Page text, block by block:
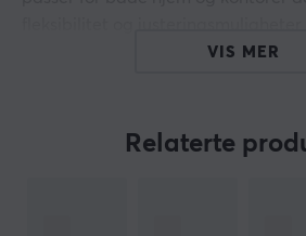
og plast, noe som gir en solid
som det er enkelt å flytte. Målene er
VIS MER
Relaterte